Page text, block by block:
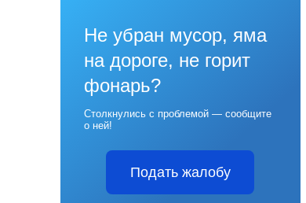
Не убран мусор, яма
на дороге, не горит
фонарь?
Столкнулись с проблемой — сообщите
о ней!
Подать жалобу